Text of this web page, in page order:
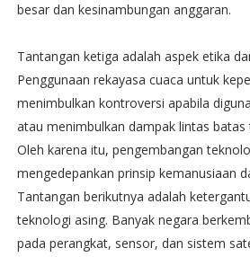
besar dan kesinambungan anggaran.
Tantangan ketiga adalah aspek etika
Penggunaan rekayasa cuaca untuk
menimbulkan kontroversi apabila
atau menimbulkan dampak lintas batas
Oleh karena itu, pengembangan
mengedepankan prinsip kemanusiaan
Tantangan berikutnya adalah
teknologi asing. Banyak negara
pada perangkat, sensor, dan sistem